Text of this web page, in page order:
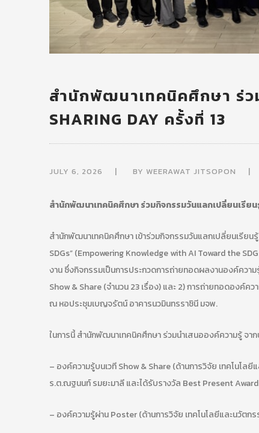
สำนักพัฒนาเทคนิคศึกษา ร่ว
SHARING DAY ครั้งที่ 13
JULY 6, 2026 BY WEERAWAT JITSOPON
สำนักพัฒนาเทคนิคศึกษา ร่วมกิจกรรมวันแลกเปลี่ยนเรียน
สำนักพัฒนาเทคนิคศึกษา เข้าร่วมกิจกรรมวันแลกเปลี่ยนเรีย
SDGs” (Empowering Knowledge with AI Toward the
งาน ซึ่งกิจกรรมเป็นการประกวดการถ่ายทอดผลงานองค์ควา
Show & Share (จำนวน 23 เรื่อง) และ 2) การถ่ายทอดองค์ค
ณ หอประชุมเบญจรัตน์ อาคารนวมินทรราชินี มจพ.
ในการนี้ สำนักพัฒนาเทคนิคศึกษา ร่วมนำเสนอองค์ความรู้ จ
– องค์ความรู้บนเวที Show & Share (ด้านการวิจัย เทคโนโล
ร.ต.ณฐนนท์ รมยะมาลี และได้รับรางวัล Best Present
– องค์ความรู้ผ่าน Poster (ด้านการวิจัย เทคโนโลยีและนวัตก